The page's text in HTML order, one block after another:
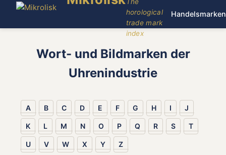
horological
trade mark
index
Handelsmarken
Wort- und Bildmarken der
Uhrenindustrie
A B C D E F G H I J
K L M N O P Q R S T
U V W X Y Z